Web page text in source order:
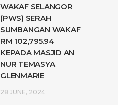
WAKAF SELANGOR
(PWS) SERAH
SUMBANGAN WAKAF
RM 102,795.94
KEPADA MASJID AN
NUR TEMASYA
GLENMARIE
28 JUNE, 2024